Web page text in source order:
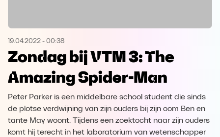
Microsoft Edge Download
Opera Download
19.04.2022 - 00:38
Zondag bij VTM 3: The
Amazing Spider-Man
Peter Parker is een middelbare school student die sinds
de plotse verdwijning van zijn ouders bij zijn oom Ben en
tante May woont. Tijdens een zoektocht naar zijn ouders
komt hij terecht in het laboratorium van wetenschapper